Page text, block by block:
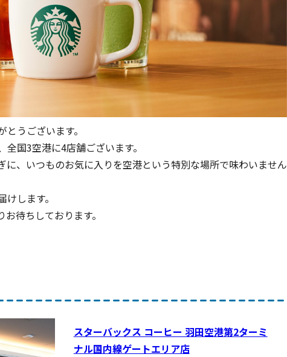
うございます。
国3空港に4店舗ございます。
に、いつものお気に入りを空港という特別な場所で味わいません
します。
待ちしております。
スターバックス コーヒー 羽田空港第2ターミ
ナル国内線ゲートエリア店